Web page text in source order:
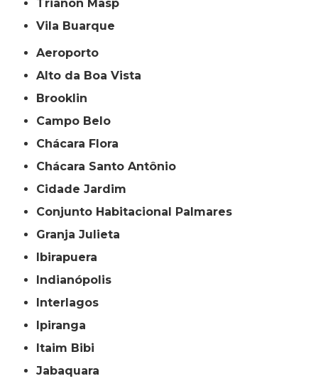
Trianon Masp
Vila Buarque
Aeroporto
Alto da Boa Vista
Brooklin
Campo Belo
Chácara Flora
Chácara Santo Antônio
Cidade Jardim
Conjunto Habitacional Palmares
Granja Julieta
Ibirapuera
Indianópolis
Interlagos
Ipiranga
Itaim Bibi
Jabaquara